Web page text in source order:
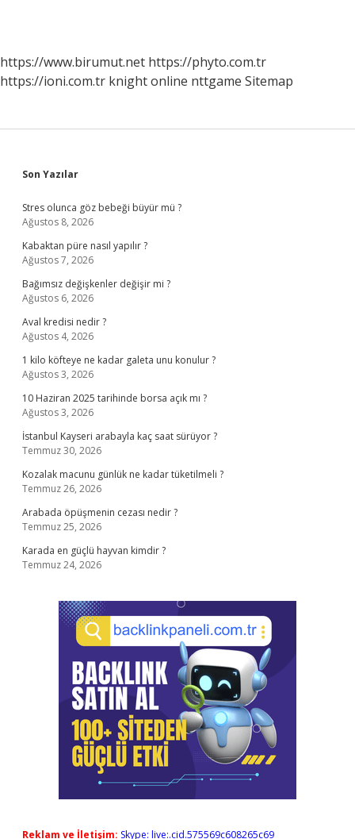
https://www.birumut.net https://phyto.com.tr
https://ioni.com.tr knight online nttgame Sitemap
Sidebar
Son Yazılar
Stres olunca göz bebeği büyür mü ?
Ağustos 8, 2026
Kabaktan püre nasıl yapılır ?
Ağustos 7, 2026
Bağımsız değişkenler değişir mi ?
Ağustos 6, 2026
Aval kredisi nedir ?
Ağustos 4, 2026
1 kilo köfteye ne kadar galeta unu konulur ?
Ağustos 3, 2026
10 Haziran 2025 tarihinde borsa açık mı ?
Ağustos 3, 2026
İstanbul Kayseri arabayla kaç saat sürüyor ?
Temmuz 30, 2026
Kozalak macunu günlük ne kadar tüketilmeli ?
Temmuz 26, 2026
Arabada öpüşmenin cezası nedir ?
Temmuz 25, 2026
Karada en güçlü hayvan kimdir ?
Temmuz 24, 2026
Reklam ve İletişim: Skype: live:.cid.575569c608265c69